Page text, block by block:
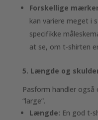
Forskellige
kan variere meget i
specifikke
at se, om t-shirten
5. Længde og
Pasform handler også
“large”.
Længde: En god t-